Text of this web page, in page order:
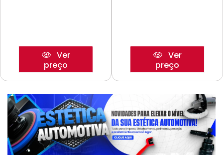
Ver
preço
Ver
preço